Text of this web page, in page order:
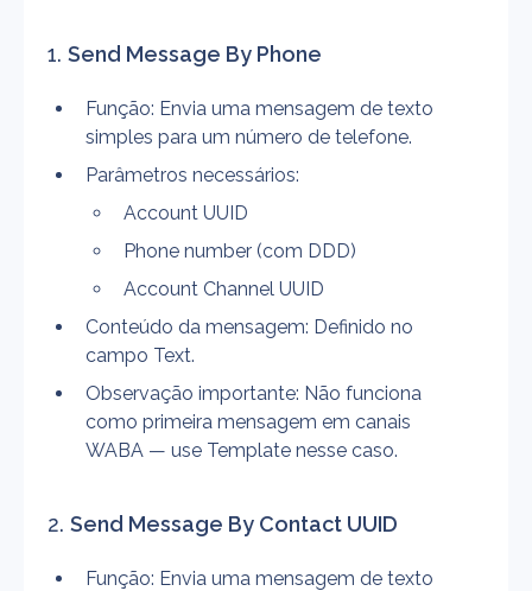
1. Send Message By Phone
Função: Envia uma mensagem de texto
simples para um número de telefone.
Parâmetros necessários:
Account UUID
Phone number (com DDD)
Account Channel UUID
Conteúdo da mensagem: Definido no
campo Text.
Observação importante: Não funciona
como primeira mensagem em canais
WABA — use Template nesse caso.
2. Send Message By Contact UUID
Função: Envia uma mensagem de texto